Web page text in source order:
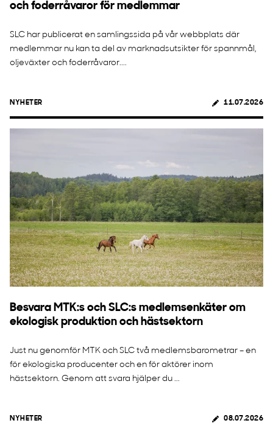
och foderråvaror för medlemmar
SLC har publicerat en samlingssida på vår webbplats där
medlemmar nu kan ta del av marknadsutsikter för spannmål,
oljeväxter och foderråvaror....
NYHETER 11.07.2026
Besvara MTK:s och SLC:s medlemsenkäter om
ekologisk produktion och hästsektorn
Just nu genomför MTK och SLC två medlemsbarometrar – en
för ekologiska producenter och en för aktörer inom
hästsektorn. Genom att svara hjälper du ...
NYHETER 08.07.2026